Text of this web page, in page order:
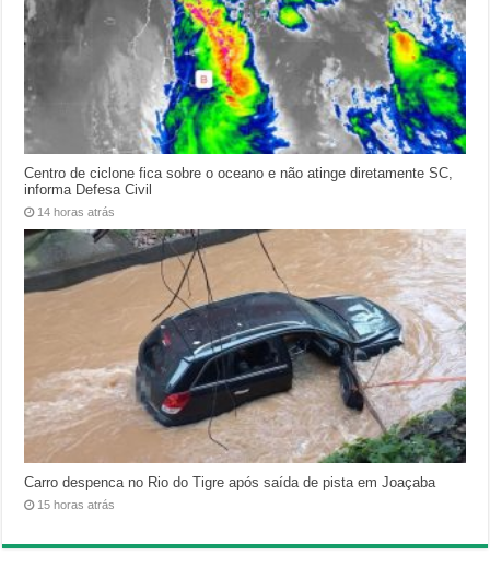
Centro de ciclone fica sobre o oceano e não atinge diretamente SC,
informa Defesa Civil
14 horas atrás
Carro despenca no Rio do Tigre após saída de pista em Joaçaba
15 horas atrás